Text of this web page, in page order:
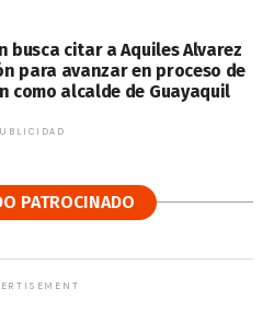
busca citar a Aquiles Alvarez
para avanzar en proceso de
como alcalde de Guayaquil
PATROCINADO